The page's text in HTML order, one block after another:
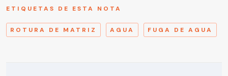
ETIQUETAS DE ESTA NOTA
ROTURA DE MATRIZ AGUA FUGA DE AGUA